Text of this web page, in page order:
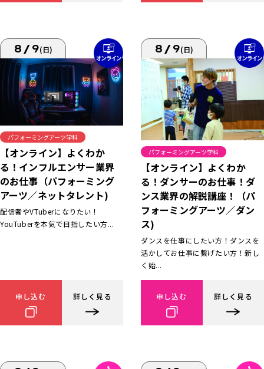
8/9(日)
パフォーミングアーツ学科
【オンライン】よくわか
る！インフルエンサー業界
のお仕事（パフォーミング
アーツ／ネットタレント)
配信者やVTuberになりたい！
YouTuberを本気で目指したい方...
申し込む 詳しく見る
8/9(日)
パフォーミングアーツ学科
【オンライン】よくわか
る！ダンサーのお仕事！ダ
ンス業界の解説講座！（パ
フォーミングアーツ／ダン
ス)
ダンスを仕事にしたい方！ダンスを
活かしてお仕事に繋げたい方！新し
く始...
申し込む 詳しく見る